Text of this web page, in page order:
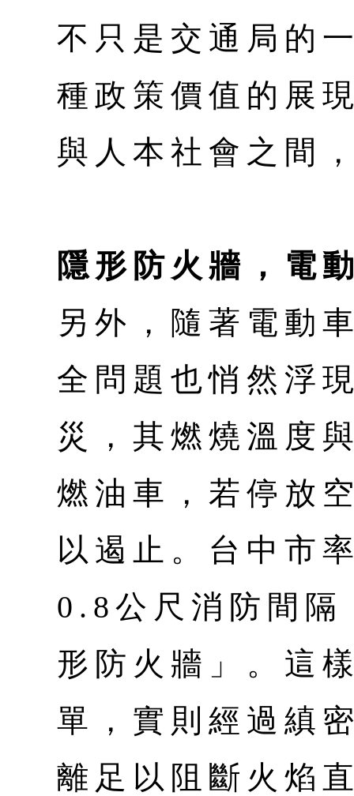
不只是交通局的
種政策價值的展
與人本社會之間
隱形防火牆，電
另外，隨著電動
全問題也悄然浮
災，其燃燒溫度
燃油車，若停放
以遏止。台中市
0.8公尺消防間隔
形防火牆」。這
單，實則經過縝
離足以阻斷火焰